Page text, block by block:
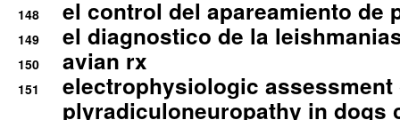
148 el control del apareamiento de
149 el diagnostico de la
150 avian rx
151
electrophysiologic assessment
plyradiculoneuropathy in dogs